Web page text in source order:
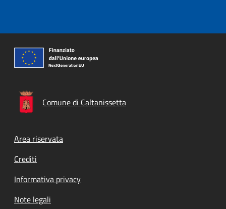
Comune di Caltanissetta
Footer menu
Area riservata
Crediti
Informativa privacy
Note legali